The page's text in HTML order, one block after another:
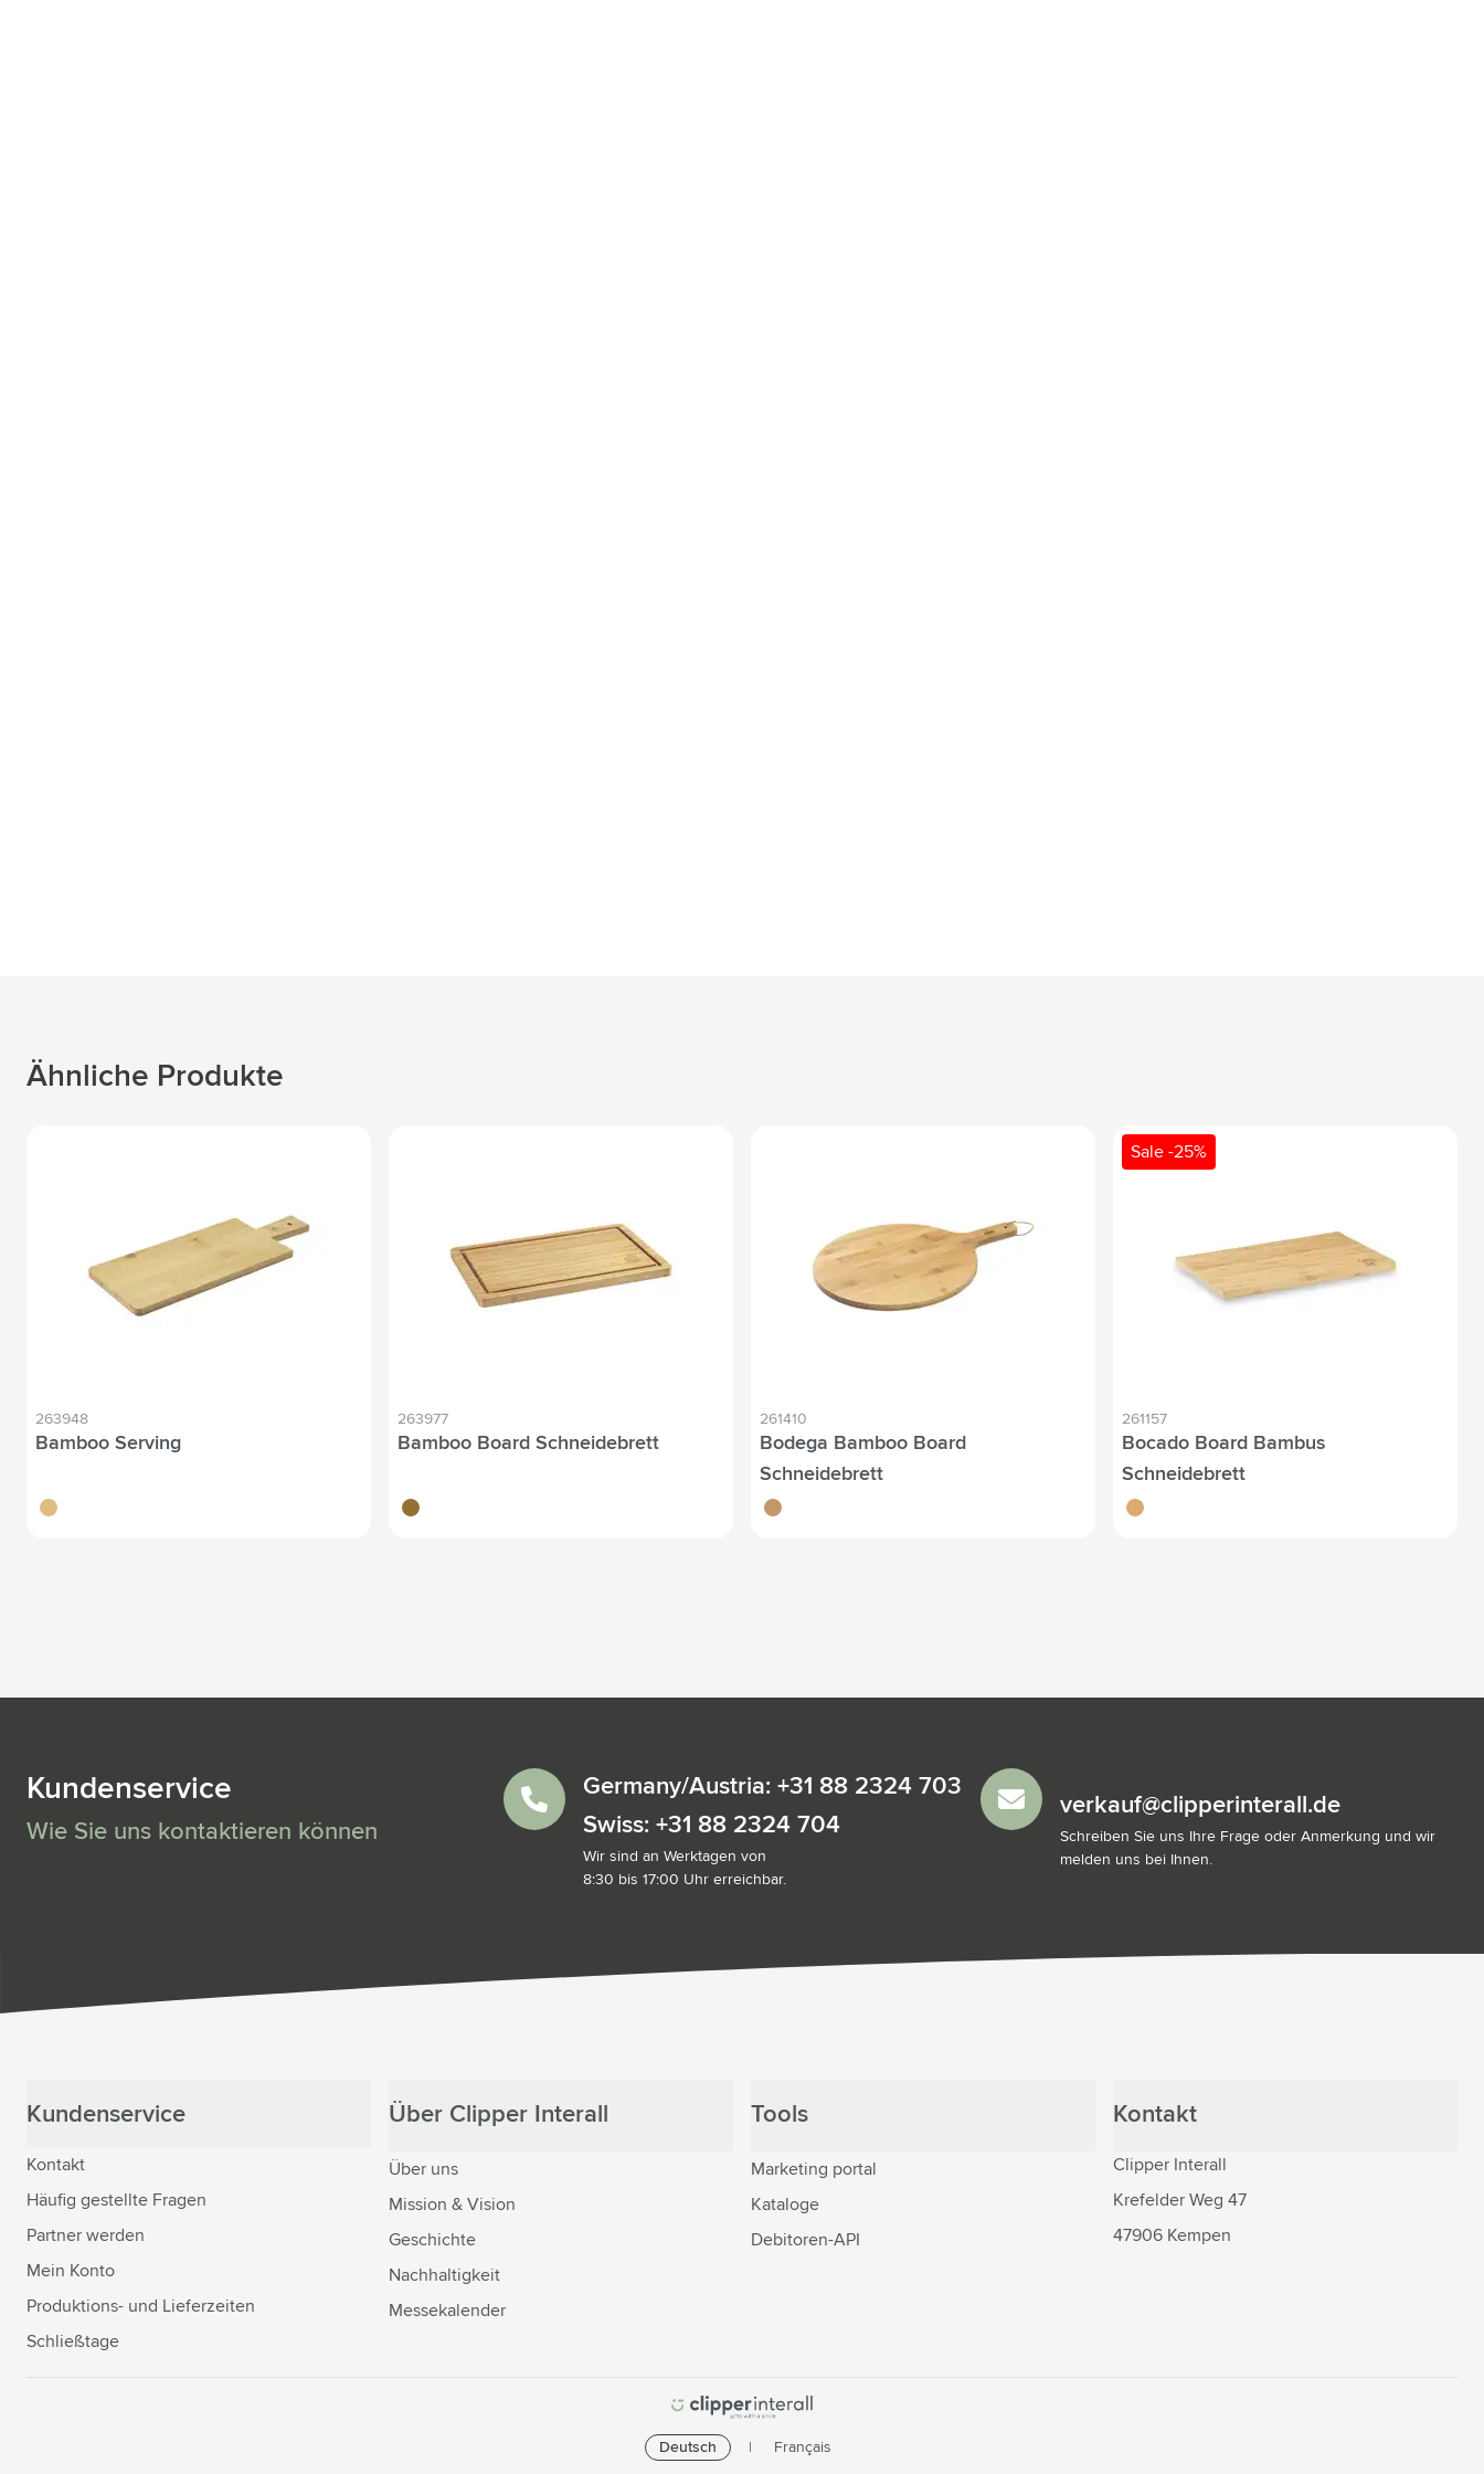
Ähnliche Produkte
263948
Bamboo Serving
brun bois
263977
Bamboo Board Schneidebrett
bambou
261410
Bodega Bamboo Board
Schneidebrett
bambou
Sale -25%
261157
Bocado Board Bambus
Schneidebrett
bambou
Kundenservice
Wie Sie uns kontaktieren können
Germany/Austria: +31 88 2324 703
Swiss: +31 88 2324 704
Wir sind an Werktagen von
8:30 bis 17:00 Uhr erreichbar.
verkauf@clipperinterall.de
Schreiben Sie uns Ihre Frage oder Anmerkung und wir
melden uns bei Ihnen.
Kundenservice
Kontakt
Häufig gestellte Fragen
Partner werden
Mein Konto
Produktions- und Lieferzeiten
Schließtage
Über Clipper Interall
Über uns
Mission & Vision
Geschichte
Nachhaltigkeit
Messekalender
Tools
Marketing portal
Kataloge
Debitoren-API
Kontakt
Clipper Interall
Krefelder Weg 47
47906 Kempen
Deutsch Français